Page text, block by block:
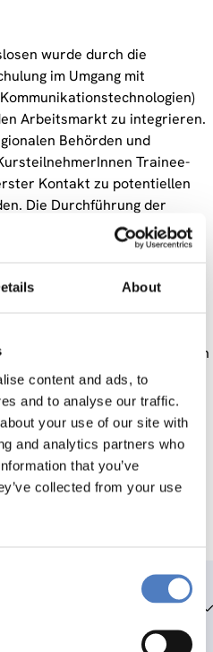
About
content and ads, to
and to analyse our traffic.
your use of our site with
and analytics partners who
that you’ve
collected from your use
wurde durch die
im Umgang mit
Arbeitsmarkt zu integrieren.
Behörden und
Trainee-
Kontakt zu potentiellen
Die Durchführung der
erfolgte in
(„Behinderte Und
Südlichen Burgenland“) in
ersten Kurses fanden 5 einen
entschloss sich, die
Eine Teilnehmerin
ist (noch)
7 von 8 TeilnehmerInnen